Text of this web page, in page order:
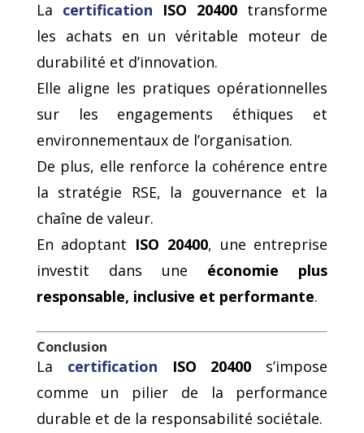
La certification ISO 20400 transforme
les achats en un véritable moteur de
durabilité et d’innovation.
Elle aligne les pratiques opérationnelles
sur les engagements éthiques et
environnementaux de l’organisation.
De plus, elle renforce la cohérence entre
la stratégie RSE, la gouvernance et la
chaîne de valeur.
En adoptant ISO 20400, une entreprise
investit dans une économie plus
responsable, inclusive et performante.
Conclusion
La certification ISO 20400 s’impose
comme un pilier de la performance
durable et de la responsabilité sociétale.